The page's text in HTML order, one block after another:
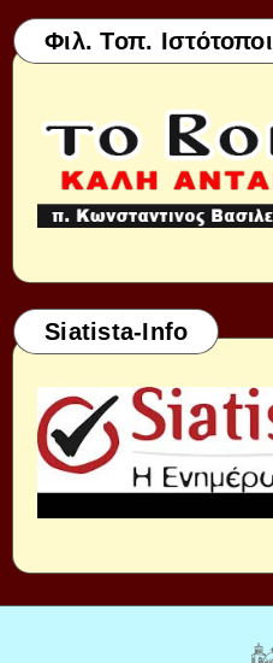
Φιλ. Τοπ. Ιστότοποι
Siatista-Info